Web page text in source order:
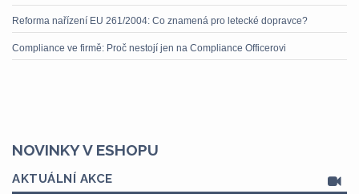
Reforma nařízení EU 261/2004: Co znamená pro letecké dopravce?
Compliance ve firmě: Proč nestojí jen na Compliance Officerovi
NOVINKY V ESHOPU
AKTUÁLNÍ AKCE